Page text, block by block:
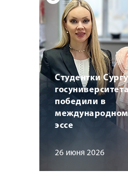
Студентки
победили в
международном
эссе
26 июня 2026